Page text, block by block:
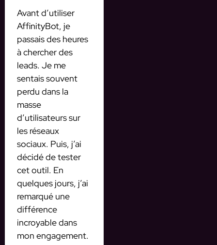
Avant d’utiliser
AffinityBot, je
passais des heures
à chercher des
leads. Je me
sentais souvent
perdu dans la
masse
d’utilisateurs sur
les réseaux
sociaux. Puis, j’ai
décidé de tester
cet outil. En
quelques jours, j’ai
remarqué une
différence
incroyable dans
mon engagement.